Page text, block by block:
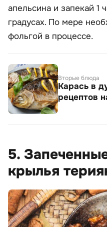
апельсина и запекай 1
градусах. По мере
фольгой в процессе.
Вторые блюда
Карась в
рецептов
5.
крылья